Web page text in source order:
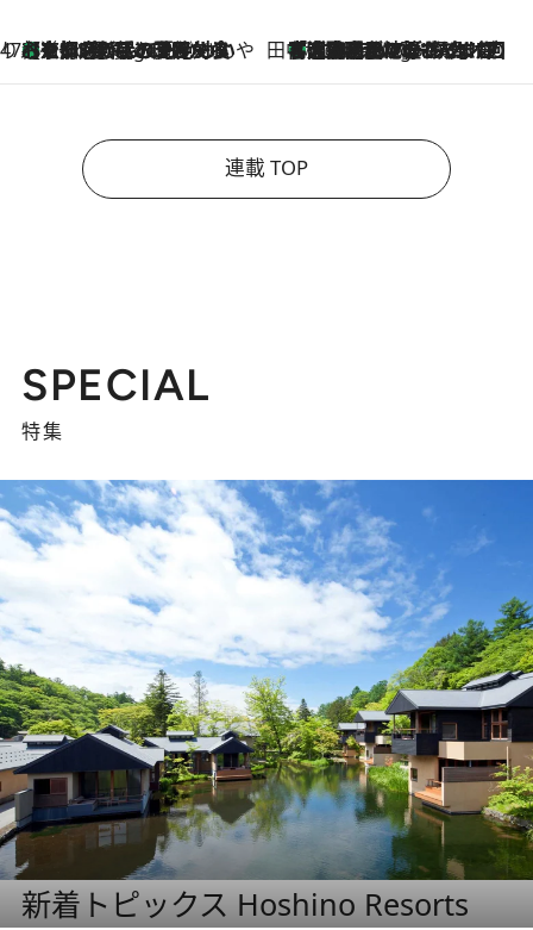
47都道府県の手みやげ ひんやりスイーツで夏を満喫
4 Hours Ago
【京都府】この夏絶対食べたい 冷やしておいしいおやつ3選 ひと口目から心を掴む新緑のテリーヌ 田中稲の勝手に再ブーム
9 Hours Ago
「湘南乃風に憧れて」観客大盛上がりの“タオル回し”に、ラッパー顔負けの高速歌唱まで…さだまさし（74）のアグレッシブすぎる現在地
連載 TOP
SPECIAL
特集
新着トピックス Hoshino Resorts